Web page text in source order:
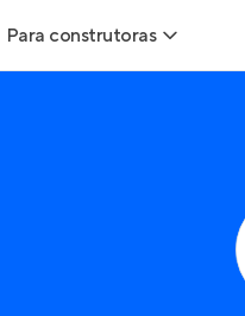
Para construtoras